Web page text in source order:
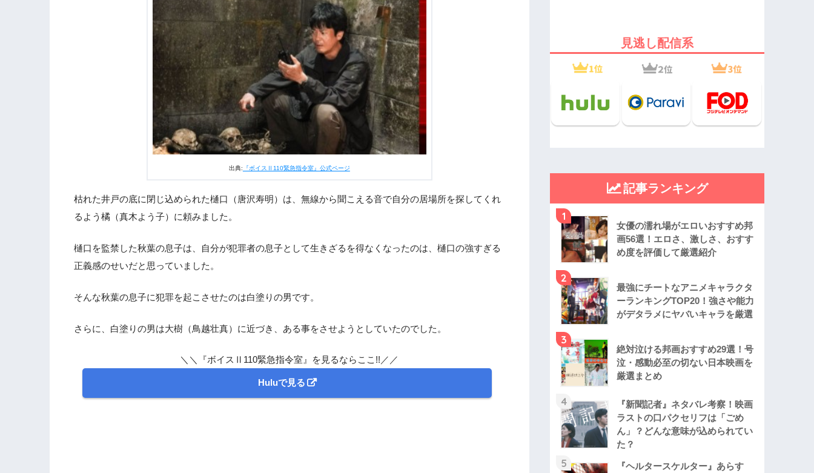
本当の被害者
京介（安藤政信）の母親
意識を失う石川（増田貴久）
ドラマ『ボイスⅡ110緊急指令室』第6話まとめ
出典: 『ボイスⅡ110緊急指令室』公式ページ
枯れた井戸の底に閉じ込められた樋口（唐沢寿明）は、無線から聞こえる音で自分の居場所を探してくれ
るよう橘（真木よう子）に頼みました。
樋口を監禁した秋葉の息子は、自分が犯罪者の息子として生きざるを得なくなったのは、樋口の強すぎる
正義感のせいだと思っていました。
そんな秋葉の息子に犯罪を起こさせたのは白塗りの男です。
さらに、白塗りの男は大樹（鳥越壮真）に近づき、ある事をさせようとしていたのでした。
＼＼『ボイスⅡ110緊急指令室』を見るならここ!!／／
Huluで見る
見逃し配信系
記事ランキング
1
女優の濡れ場がエロいおすすめ邦
画56選！エロさ、激しさ、おすす
め度を評価して厳選紹介
2
最強にチートなアニメキャラクタ
ーランキングTOP20！強さや能力
がデタラメにヤバいキャラを厳選
3
絶対泣ける邦画おすすめ29選！号
泣・感動必至の切ない日本映画を
厳選まとめ
4
『新聞記者』ネタバレ考察！映画
ラストの口パクセリフは「ごめ
ん」？どんな意味が込められてい
た？
5
『ヘルタースケルター』あらす